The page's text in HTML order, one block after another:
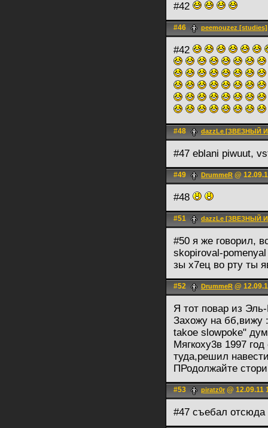
#42
#46 peemouzez [studies]
#42
#48 dazzLe [ЗВЕЗНЫЙ
#47 eblani piwuut,
#49 DrummeR @
#48
#51 dazzLe [ЗВЕЗНЫЙ
#50 я же говорил,
skopiroval-
зы х7ец во рту ты
#52 DrummeR @
Я тот повар из
Захожу на бб,вижу
takoe slowpoke"
Мягкоху3в 1997
туда,решил
ПРодолжайте
#53 piratz0r @ 12.09.11
#47 съебал отсюда